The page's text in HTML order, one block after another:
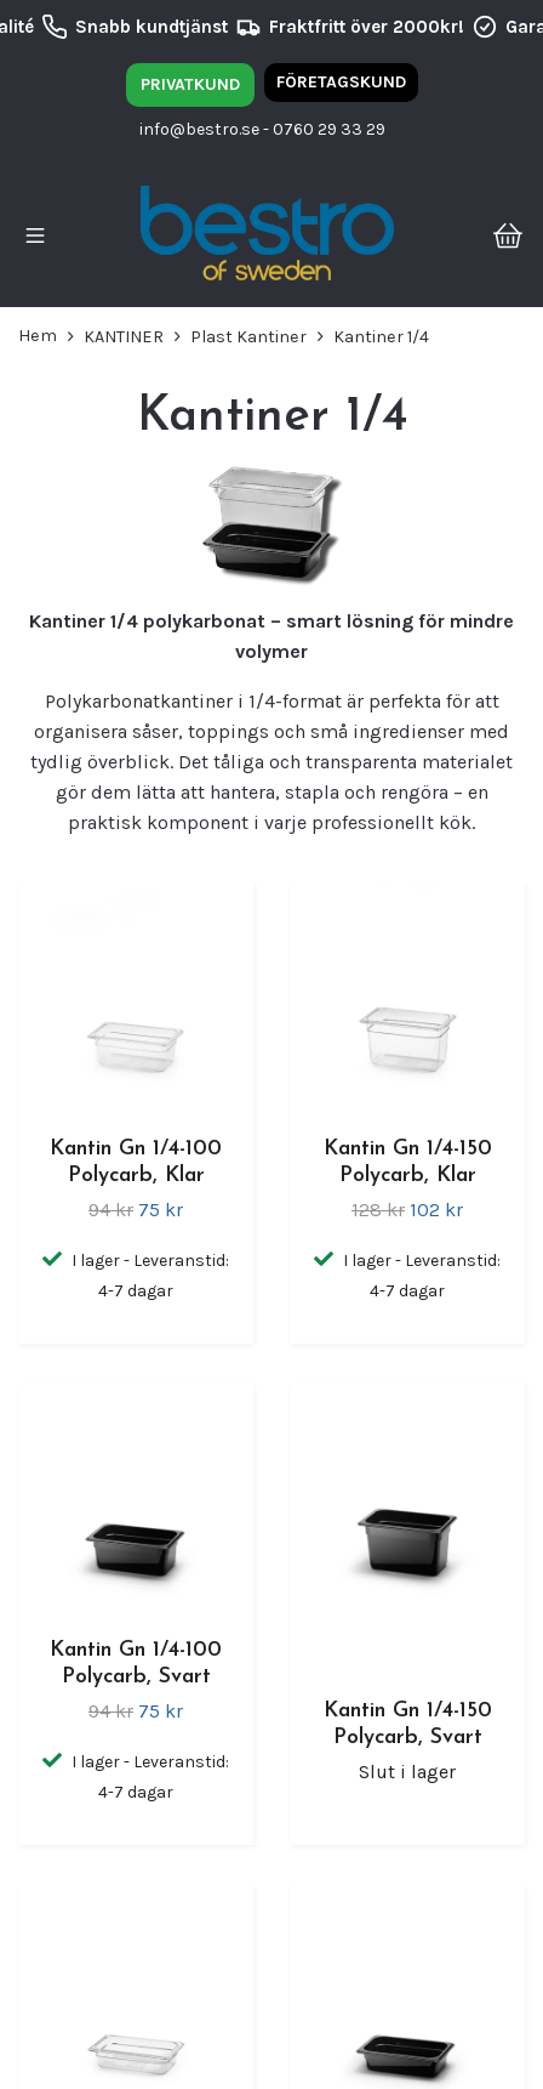
Snabb kundtjänst Fraktfritt över 2000kr!
PRIVATKUND FÖRETAGSKUND
info@bestro.se- 0760 29 33 29
Hem KANTINER Plast Kantiner Kantiner 1/4
Kantiner 1/4
Kantiner 1/4 polykarbonat – smart lösning för mindre
volymer
Polykarbonatkantiner i 1/4-format är perfekta för att
organisera såser, toppings och små ingredienser med
tydlig överblick. Det tåliga och transparenta materialet
gör dem lätta att hantera, stapla och rengöra – en
praktisk komponent i varje professionellt kök.
Kantin Gn 1/4-100
Polycarb, Klar
94 kr 75 kr
I lager - Leveranstid:
4-7 dagar
Kantin Gn 1/4-150
Polycarb, Klar
128 kr 102 kr
I lager - Leveranstid:
4-7 dagar
Kantin Gn 1/4-100
Polycarb, Svart
94 kr 75 kr
I lager - Leveranstid:
4-7 dagar
Kantin Gn 1/4-150
Polycarb, Svart
Slut i lager